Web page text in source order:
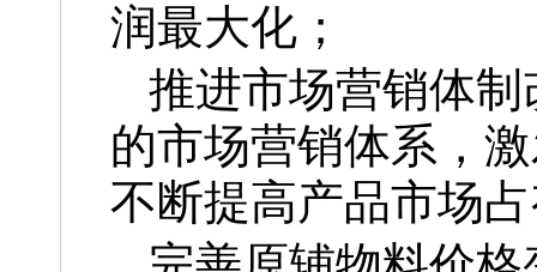
润最大化；
推进市场营销体
的市场营销体系，
不断提高产品市场